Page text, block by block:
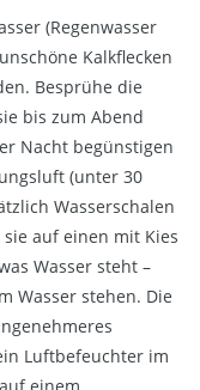
(Regenwasser
Kalkflecken
Besprühe die
bis zum Abend
Nacht begünstigen
(unter 30
Wasserschalen
auf einen mit Kies
Wasser steht –
Wasser stehen. Die
Luftbefeuchter im
einem